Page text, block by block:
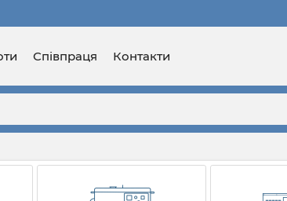
Співпраця Контакти